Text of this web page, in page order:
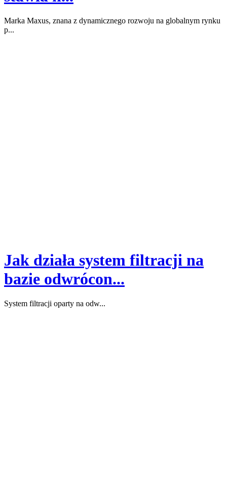
Marka Maxus, znana z dynamicznego rozwoju na globalnym rynku
p...
Jak działa system filtracji na
bazie odwrócon...
System filtracji oparty na odw...